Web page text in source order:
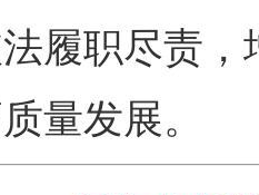
履职尽责
量发展。